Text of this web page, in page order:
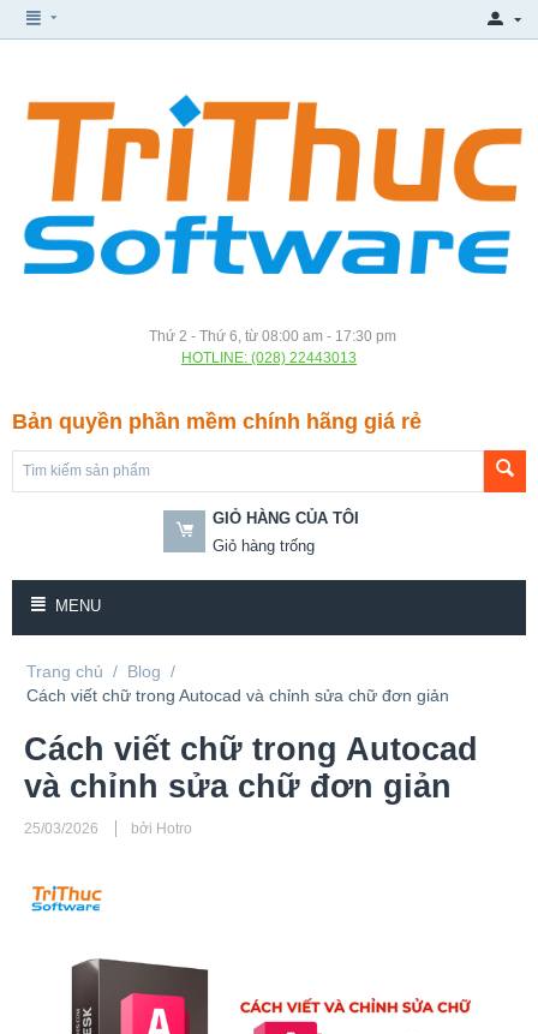
Thứ 2 - Thứ 6, từ 08:00 am - 17:30 pm
HOTLINE: (028) 22443013
Bản quyền phần mềm chính hãng giá rẻ
GIỎ HÀNG CỦA TÔI
Giỏ hàng trống
MENU
Trang chủ / Blog /
Cách viết chữ trong Autocad và chỉnh sửa chữ đơn giản
Cách viết chữ trong Autocad
và chỉnh sửa chữ đơn giản
25/03/2026 bởi Hotro